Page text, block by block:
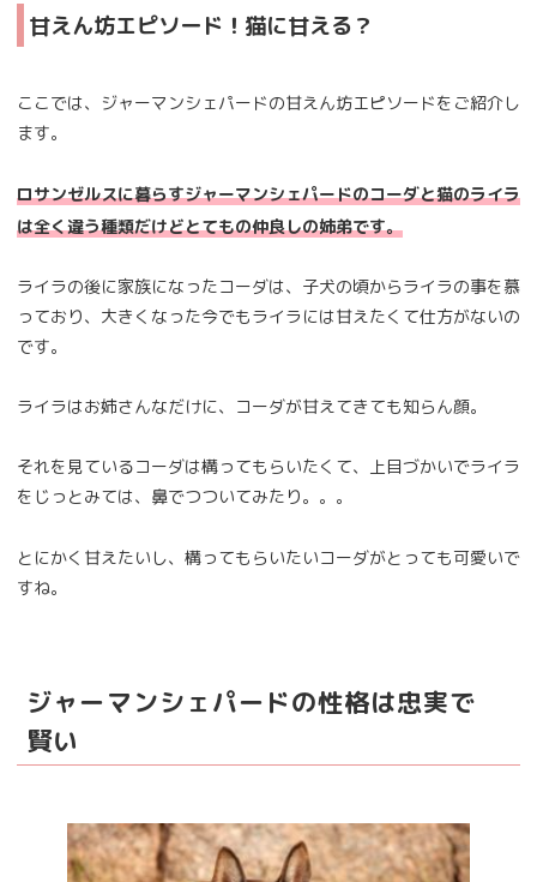
甘えん坊エピソード！猫に甘える？
ここでは、ジャーマンシェパードの甘えん坊エピソードをご紹介し
ます。
ロサンゼルスに暮らすジャーマンシェパードのコーダと猫のライラ
は全く違う種類だけどとてもの仲良しの姉弟です。
ライラの後に家族になったコーダは、子犬の頃からライラの事を慕
っており、大きくなった今でもライラには甘えたくて仕方がないの
です。
ライラはお姉さんなだけに、コーダが甘えてきても知らん顔。
それを見ているコーダは構ってもらいたくて、上目づかいでライラ
をじっとみては、鼻でつついてみたり。。。
とにかく甘えたいし、構ってもらいたいコーダがとっても可愛いで
すね。
ジャーマンシェパードの性格は忠実で
賢い